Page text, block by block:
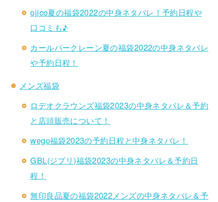
ojico夏の福袋2022の中身ネタバレ！予約日程や
口コミも♪
カールパークレーン夏の福袋2022の中身ネタバレ
や予約日程！
メンズ福袋
ロデオクラウンズ福袋2023の中身ネタバレ＆予約
と店頭販売について！
wego福袋2023の予約日程と中身ネタバレ！
GBL(ジブリ)福袋2023の中身ネタバレ＆予約日
程！
無印良品夏の福袋2022メンズの中身ネタバレ＆予